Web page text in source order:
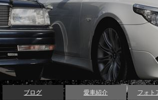
ブログ 愛車紹介 フォト